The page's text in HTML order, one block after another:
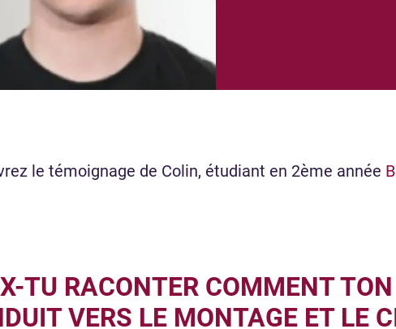
le témoignage de Colin, étudiant en 2ème année
TU RACONTER COMMENT
VERS LE MONTAGE ET LE